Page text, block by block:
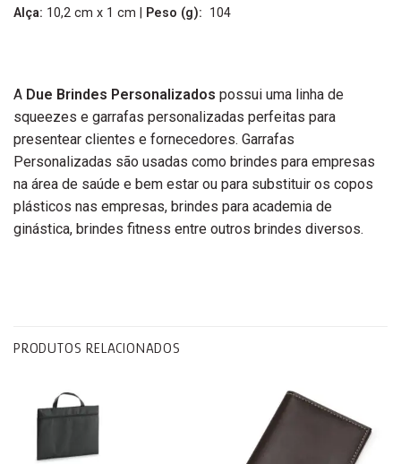
Alça: 10,2 cm x 1 cm | Peso (g): 104
A Due Brindes Personalizados possui uma linha de
squeezes e garrafas personalizadas perfeitas para
presentear clientes e fornecedores. Garrafas
Personalizadas são usadas como brindes para empresas
na área de saúde e bem estar ou para substituir os copos
plásticos nas empresas, brindes para academia de
ginástica, brindes fitness entre outros brindes diversos.
PRODUTOS RELACIONADOS